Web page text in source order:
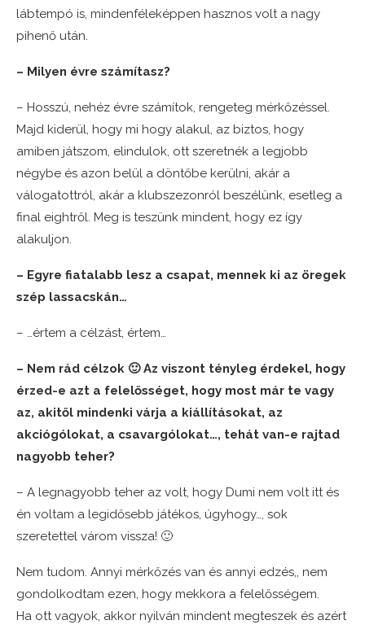
lábtempó is, mindenféleképpen hasznos volt a nagy
pihenő után.
– Milyen évre számítasz?
– Hosszú, nehéz évre számítok, rengeteg mérkőzéssel.
Majd kiderül, hogy mi hogy alakul, az biztos, hogy
amiben játszom, elindulok, ott szeretnék a legjobb
négybe és azon belül a döntőbe kerülni, akár a
válogatottról, akár a klubszezonról beszélünk, esetleg a
final eightről. Meg is teszünk mindent, hogy ez így
alakuljon.
– Egyre fiatalabb lesz a csapat, mennek ki az öregek
szép lassacskán…
– …értem a célzást, értem…
– Nem rád célzok 🙂 Az viszont tényleg érdekel, hogy
érzed-e azt a felelősséget, hogy most már te vagy
az, akitől mindenki várja a kiállításokat, az
akciógólokat, a csavargólokat…, tehát van-e rajtad
nagyobb teher?
– A legnagyobb teher az volt, hogy Dumi nem volt itt és
én voltam a legidősebb játékos, úgyhogy…, sok
szeretettel várom vissza! 🙂
Nem tudom. Annyi mérkőzés van és annyi edzés,, nem
gondolkodtam ezen, hogy mekkora a felelősségem.
Ha ott vagyok, akkor nyilván mindent megteszek és azért